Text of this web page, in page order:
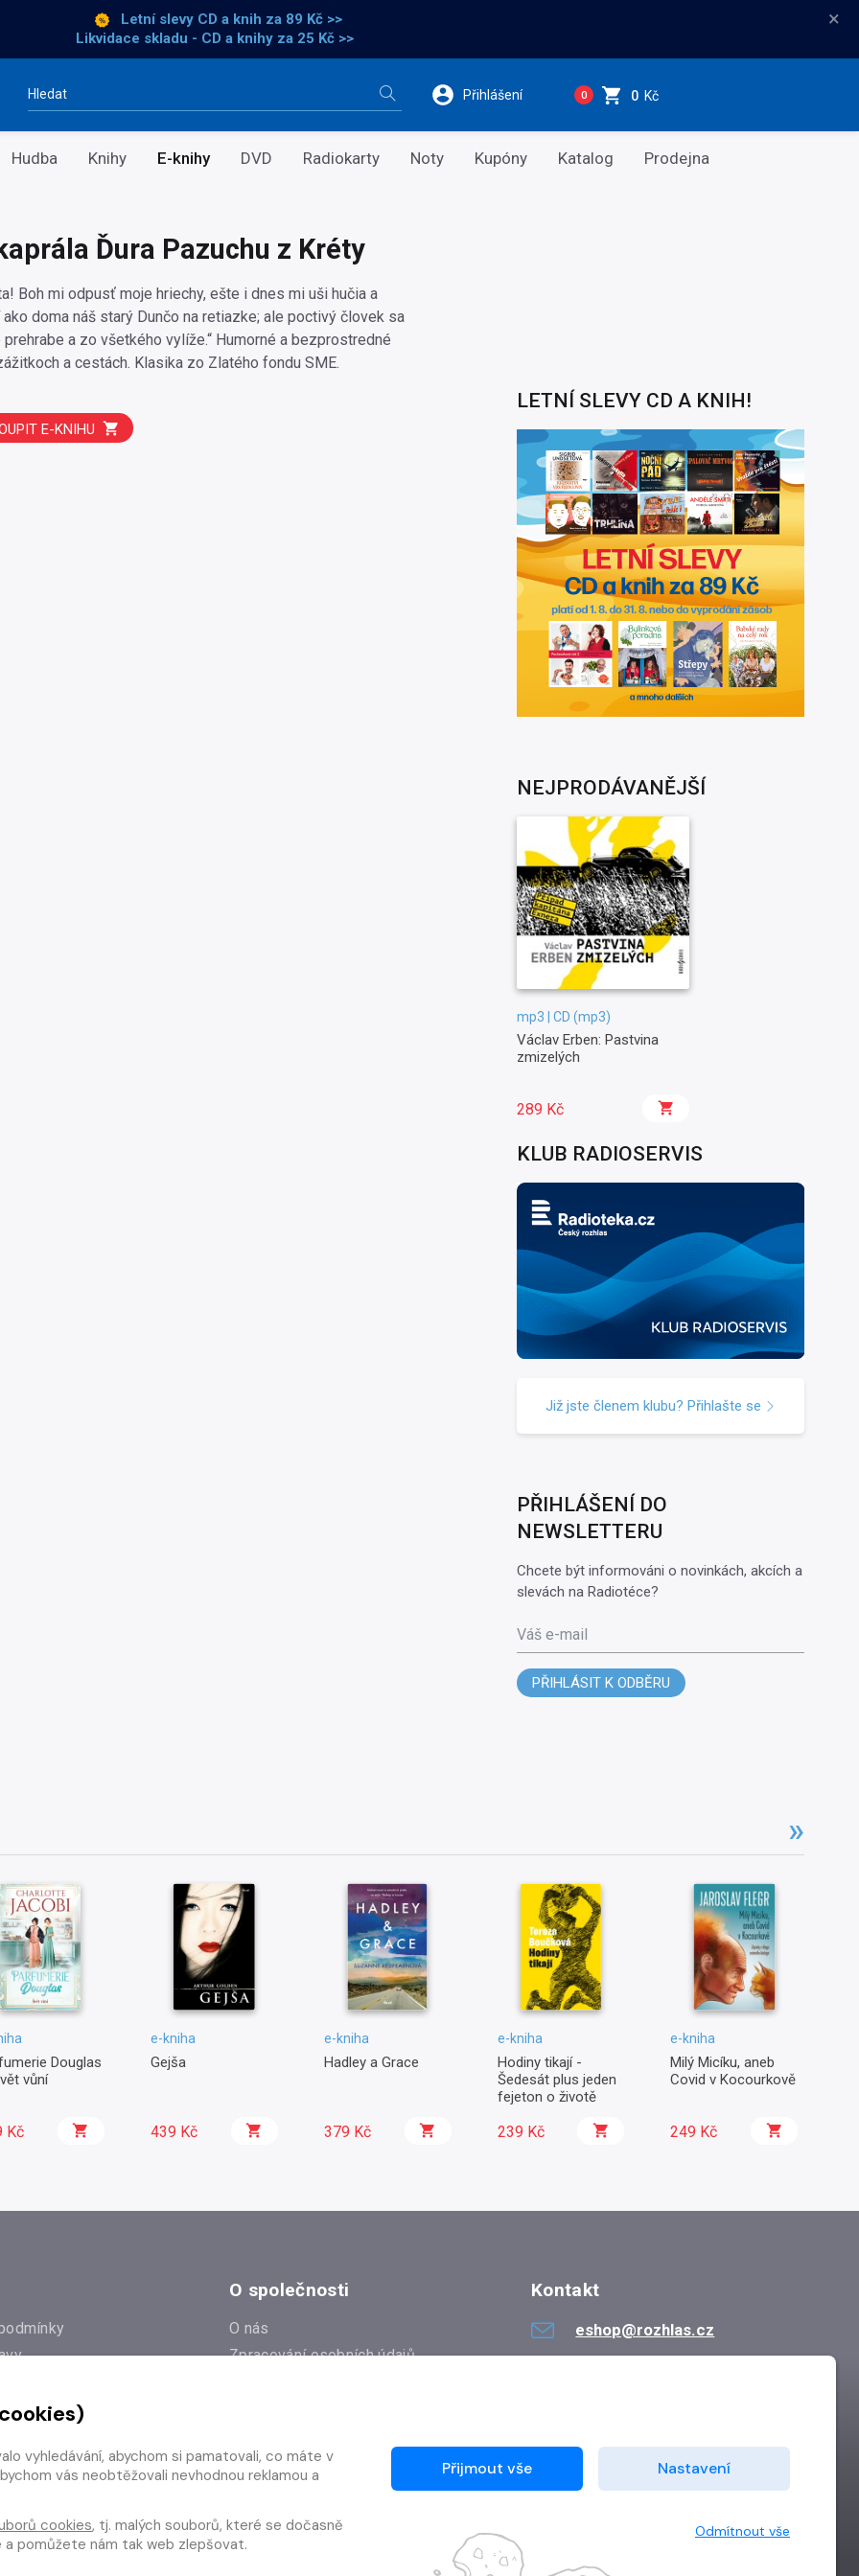
Letní slevy CD a knih za 89 Kč >>
Likvidace skladu - CD a knihy za 25 Kč >>
×
Vyhledávání Přihlášení 0 0 Kč
Hudba Knihy E-knihy DVD Radiokarty Noty Kupóny Katalog Prodejna
Ďura Pazuchu z Kréty
Boh mi odpusť moje hriechy, ešte i dnes mi uši hučia a
doma náš starý Dunčo na retiazke; ale poctivý človek sa
a zo všetkého vylíže.“ Humorné a bezprostredné
a cestách. Klasika zo Zlatého fondu SME.
E-KNIHU
LETNÍ SLEVY CD A KNIH!
NEJPRODÁVANĚJŠÍ
mp3 | CD (mp3)
Václav Erben: Pastvina
zmizelých
289 Kč
KLUB RADIOSERVIS
Již jste členem klubu? Přihlašte se
PŘIHLÁŠENÍ DO
NEWSLETTERU
Chcete být informováni o novinkách, akcích a
slevách na Radiotéce?
Váš e-mail
PŘIHLÁSIT K ODBĚRU
Douglas
vůní
Kč
e-kniha
Gejša
439 Kč
e-kniha
Hadley a Grace
379 Kč
e-kniha
Hodiny tikají -
Šedesát plus jeden
fejeton o životě
239 Kč
e-kniha
Milý Micíku, aneb
Covid v Kocourkově
249 Kč
od smlouvy
O společnosti
O nás
Zpracování osobních údajů
Kontakt
eshop@rozhlas.cz
vyhledávání, abychom si pamatovali, co máte v
vás neobtěžovali nevhodnou reklamou a
cookies, tj. malých souborů, které se dočasně
a pomůžete nám tak web zlepšovat.
Přijmout vše Nastavení
Odmítnout vše